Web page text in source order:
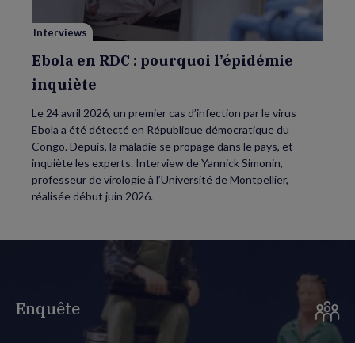
Interviews
Ebola en RDC : pourquoi l’épidémie
inquiète
Le 24 avril 2026, un premier cas d’infection par le virus
Ebola a été détecté en République démocratique du
Congo. Depuis, la maladie se propage dans le pays, et
inquiète les experts. Interview de Yannick Simonin,
professeur de virologie à l’Université de Montpellier,
réalisée début juin 2026.
Enquête